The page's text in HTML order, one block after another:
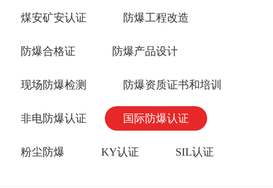
煤安矿安认证 防爆工程改造
防爆合格证 防爆产品设计
现场防爆检测 防爆资质证书和培训
非电防爆认证 国际防爆认证
粉尘防爆 KY认证 SIL认证